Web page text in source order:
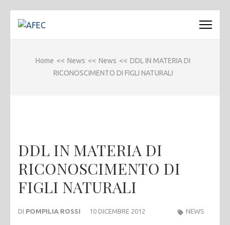
Home << News << News << DDL IN MATERIA DI
RICONOSCIMENTO DI FIGLI NATURALI
DDL IN MATERIA DI
RICONOSCIMENTO DI
FIGLI NATURALI
DI POMPILIA ROSSI 10 DICEMBRE 2012 NEWS